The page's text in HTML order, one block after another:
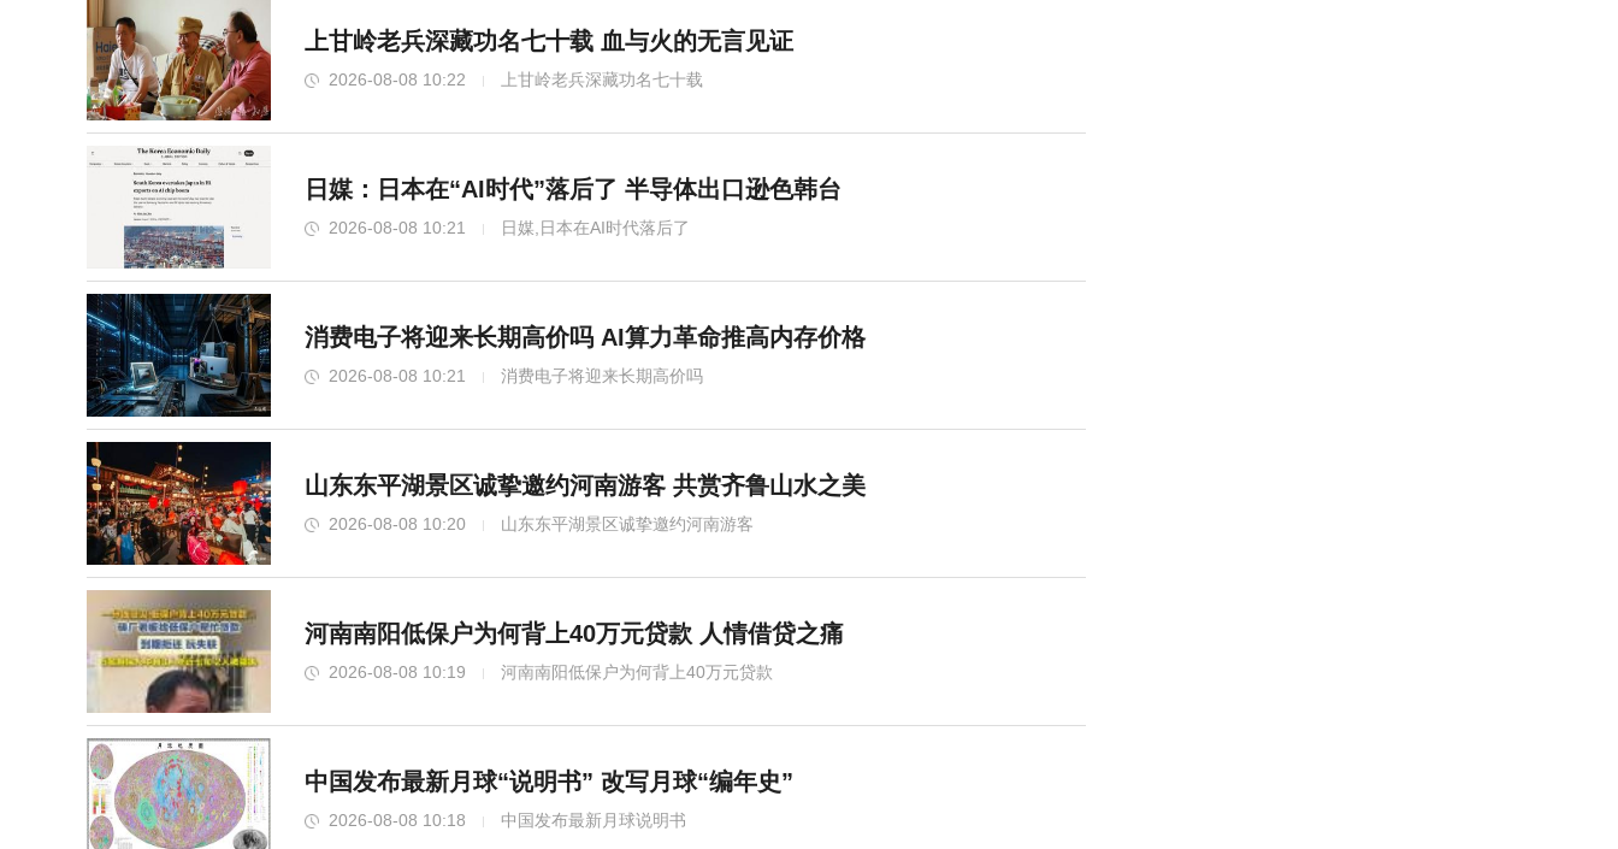
上甘岭老兵深藏功名七十载 血与火的无言见证
2026-08-08 10:22 上甘岭老兵深藏功名七十载
日媒：日本在“AI时代”落后了 半导体出口逊色韩台
2026-08-08 10:21 日媒,日本在AI时代落后了
消费电子将迎来长期高价吗 AI算力革命推高内存价格
2026-08-08 10:21 消费电子将迎来长期高价吗
山东东平湖景区诚挚邀约河南游客 共赏齐鲁山水之美
2026-08-08 10:20 山东东平湖景区诚挚邀约河南游客
河南南阳低保户为何背上40万元贷款 人情借贷之痛
2026-08-08 10:19 河南南阳低保户为何背上40万元贷款
中国发布最新月球“说明书” 改写月球“编年史”
2026-08-08 10:18 中国发布最新月球说明书